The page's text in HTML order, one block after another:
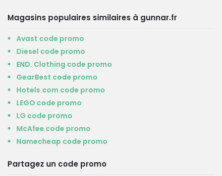
Magasins populaires similaires à gunnar.fr
Avast code promo
Diesel code promo
END. Clothing code promo
GearBest code promo
Hotels.com code promo
LEGO code promo
LG code promo
McAfee code promo
Namecheap code promo
Partagez un code promo